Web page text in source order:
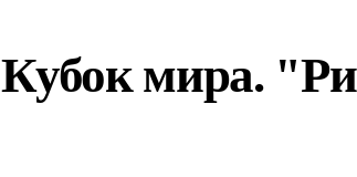
Кубок мира.